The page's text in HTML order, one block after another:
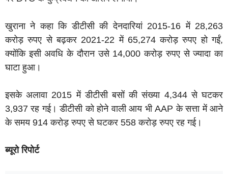
खुराना ने कहा कि डीटीसी की देनदारियां 2015-16 में 28,263
करोड़ रुपए से बढ़कर 2021-22 में 65,274 करोड़ रुपए हो गईं,
क्योंकि इसी अवधि के दौरान उसे 14,000 करोड़ रुपए से ज्यादा का
घाटा हुआ।
इसके अलावा 2015 में डीटीसी बसों की संख्या 4,344 से घटकर
3,937 रह गई। डीटीसी को होने वाली आय भी AAP के सत्ता में आने
के समय 914 करोड़ रुपए से घटकर 558 करोड़ रुपए रह गई।
ब्यूरो रिपोर्ट